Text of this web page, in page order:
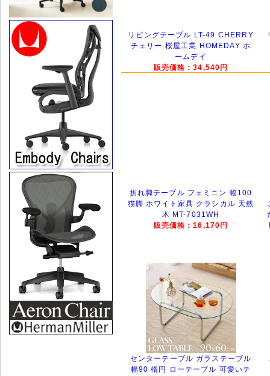
リビングテーブル LT-49 CHERRY
チェリー 桜屋工業 HOMEDAY ホ
ームデイ
販売価格：34,540円
折れ脚テーブル フェミニン 幅100
猫脚 ホワイト家具 クラシカル 天然
木 MT-7031WH
販売価格：16,170円
センターテーブル ガラステーブル
幅90 楕円 ローテーブル 可愛いテ